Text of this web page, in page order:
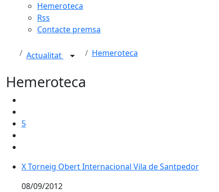
Hemeroteca
Rss
Contacte premsa
Actualitat Hemeroteca
Hemeroteca
5
X Torneig Obert Internacional Vila de Santpedor
08/09/2012